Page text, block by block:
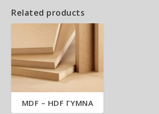
Related products
MDF – HDF ΓΥΜΝΑ